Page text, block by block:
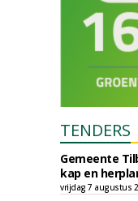
TENDERS
Gemeente
kap en
vrijdag 7 augustus